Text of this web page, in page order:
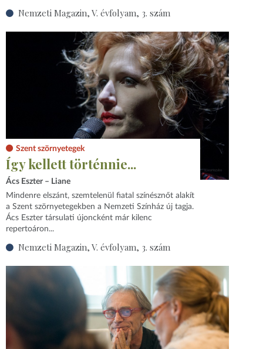
Nemzeti Magazin, V. évfolyam, 3. szám
Szent szörnyetegek
Így kellett történnie...
Ács Eszter – Liane
Mindenre elszánt, szemtelenül fiatal színésznőt alakít
a Szent szörnyetegekben a Nemzeti Színház új tagja.
Ács Eszter társulati újoncként már kilenc
repertoáron...
Nemzeti Magazin, V. évfolyam, 3. szám